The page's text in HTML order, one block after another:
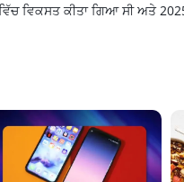
ਵਿਕਸਤ ਕੀਤਾ ਗਿਆ ਸੀ ਅਤੇ